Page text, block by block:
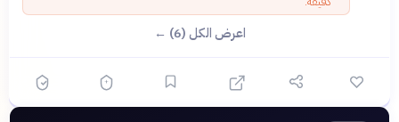
اعرض الكل (6) ←